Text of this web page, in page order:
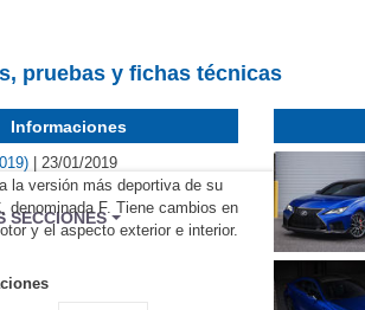
SECCIONES
pruebas y fichas técnicas
Informaciones
| 23/01/2019
la versión más deportiva de su
denominada F. Tiene cambios en
y el aspecto exterior e interior.